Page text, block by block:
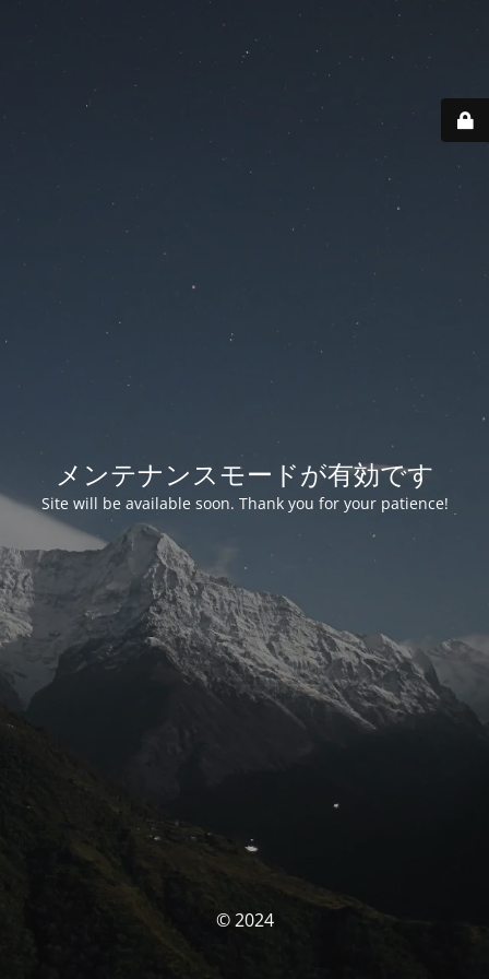
メンテナンスモードが有効です
Site will be available soon. Thank you for your patience!
© 2024